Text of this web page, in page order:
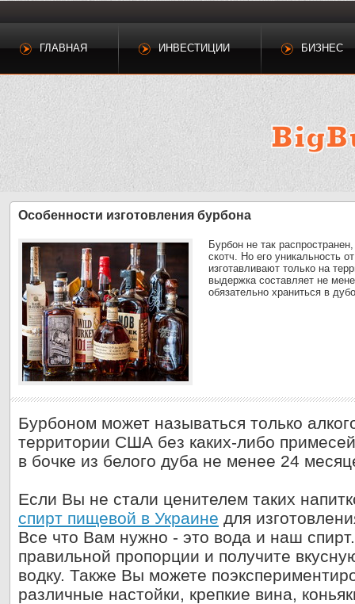
ГЛАВНАЯ ИНВЕСТИЦИИ БИЗНЕС
Особенности изготовления бурбона
Бурбон не так
скотч. Но его уникальность
изготавливают только на
выдержка составляет не
обязательно храниться в
Бурбоном может называться только
территории США без каких-либо
в бочке из белого дуба не менее 24
Если Вы не стали ценителем таких
спирт пищевой в Украине для
Все что Вам нужно - это вода и наш
правильной пропорции и получите
водку. Также Вы можете
различные настойки, крепкие вина,